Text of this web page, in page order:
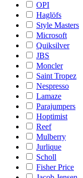
OPI
Haglöfs
Style Masters
Microsoft
Quiksilver
JBS
Moncler
Saint Tropez
Nespresso
Lamaze
Parajumpers
Hoptimist
Reef
Mulberry
Jurlique
Scholl
Fisher Price